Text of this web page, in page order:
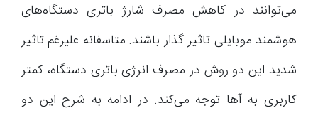
می‌توانند در کاهش مصرف شارژ باتری دستگاه‌های
هوشمند موبایلی تاثیر گذار باشند. متاسفانه علیرغم تاثیر
شدید این دو روش در مصرف انرژی باتری دستگاه، کمتر
کاربری به آ‌ها توجه می‌کند. در ادامه به شرح این دو